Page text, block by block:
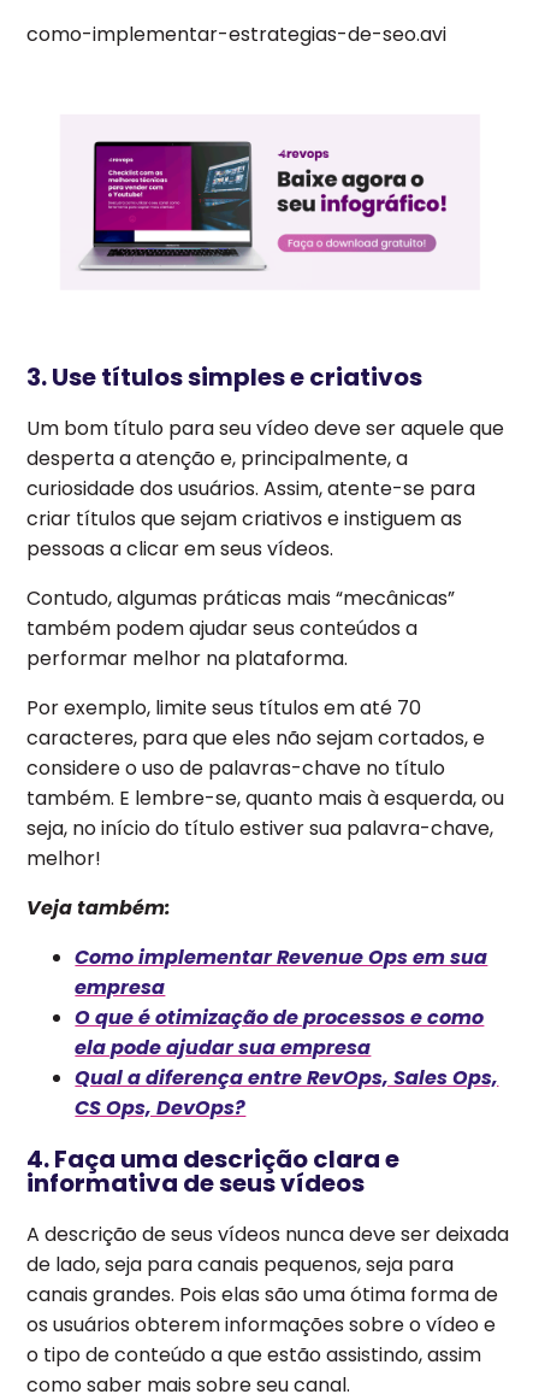
como-implementar-estrategias-de-seo.avi
3. Use títulos simples e criativos
Um bom título para seu vídeo deve ser aquele que
desperta a atenção e, principalmente, a
curiosidade dos usuários. Assim, atente-se para
criar títulos que sejam criativos e instiguem as
pessoas a clicar em seus vídeos.
Contudo, algumas práticas mais “mecânicas”
também podem ajudar seus conteúdos a
performar melhor na plataforma.
Por exemplo, limite seus títulos em até 70
caracteres, para que eles não sejam cortados, e
considere o uso de palavras-chave no título
também. E lembre-se, quanto mais à esquerda, ou
seja, no início do título estiver sua palavra-chave,
melhor!
Veja também:
Como implementar Revenue Ops em sua
empresa
O que é otimização de processos e como
ela pode ajudar sua empresa
Qual a diferença entre RevOps, Sales Ops,
CS Ops, DevOps?
4. Faça uma descrição clara e
informativa de seus vídeos
A descrição de seus vídeos nunca deve ser deixada
de lado, seja para canais pequenos, seja para
canais grandes. Pois elas são uma ótima forma de
os usuários obterem informações sobre o vídeo e
o tipo de conteúdo a que estão assistindo, assim
como saber mais sobre seu canal.